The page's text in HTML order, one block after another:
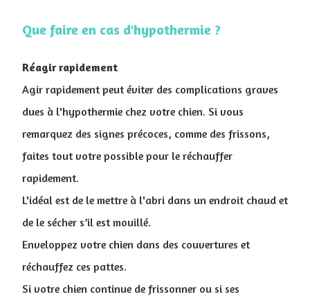
Que faire en cas d'hypothermie ?
Réagir rapidement
Agir rapidement peut éviter des complications graves
dues à l'hypothermie chez votre chien. Si vous
remarquez des signes précoces, comme des frissons,
faites tout votre possible pour le réchauffer
rapidement.
L'idéal est de le mettre à l'abri dans un endroit chaud et
de le sécher s’il est mouillé.
Enveloppez votre chien dans des couvertures et
réchauffez ces pattes.
Si votre chien continue de frissonner ou si ses